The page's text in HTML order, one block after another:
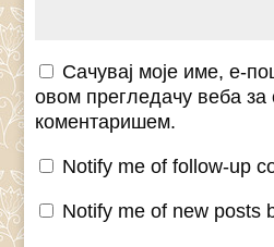
Сачувај моје име, е-
овом прегледачу веба за
коментаришем.
Notify me of follow-up
Notify me of new posts